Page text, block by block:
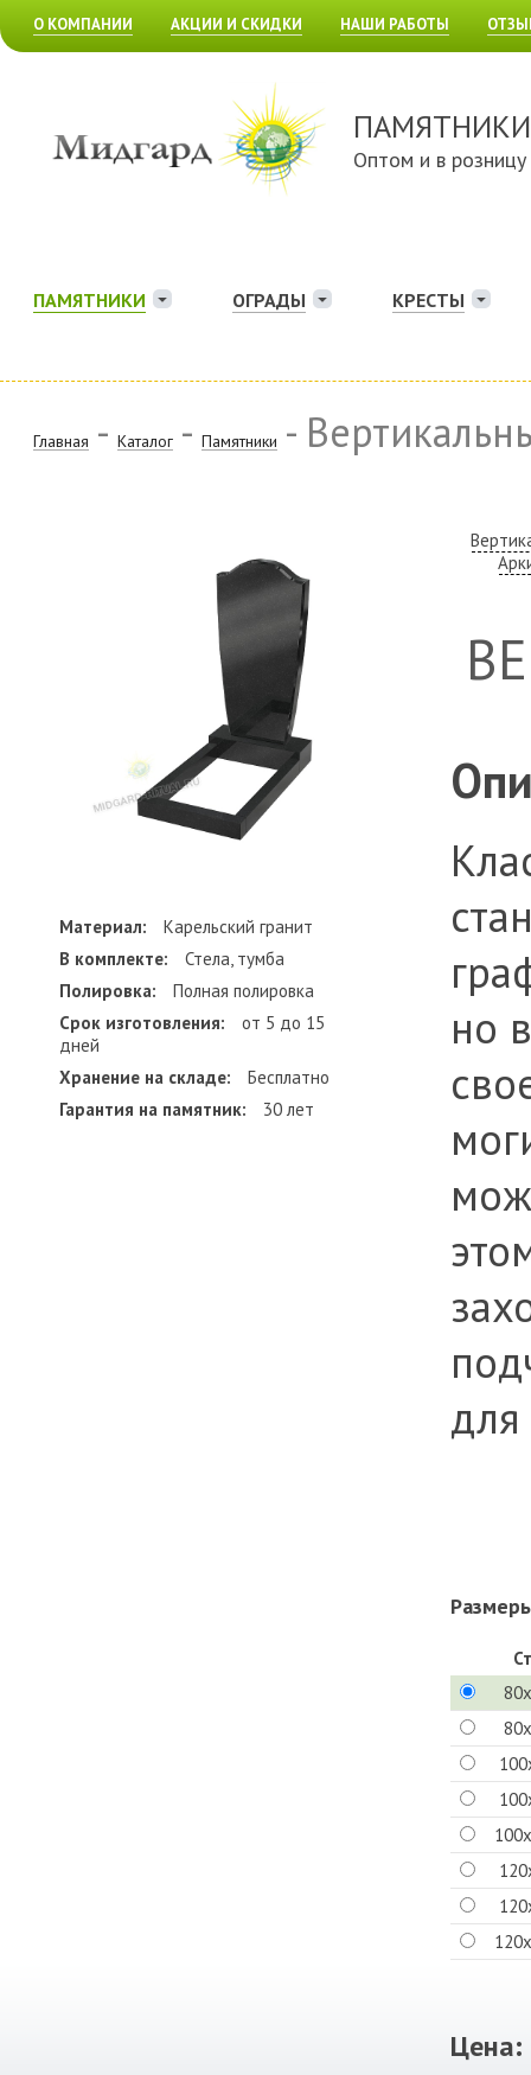
О КОМПАНИИ АКЦИИ И СКИДКИ НАШИ РАБОТЫ
ПАМЯТНИКИ
Оптом и в розницу
ПАМЯТНИКИ ОГРАДЫ КРЕСТЫ
Главная - Каталог - Памятники -
Материал:
Карельский гранит
В комплекте:
Стела, тумба
Полировка:
Полная полировка
Срок изготовления:
от 5 до 15
дней
Хранение на складе:
Бесплатно
Гарантия на памятник:
30 лет
но
Цена: